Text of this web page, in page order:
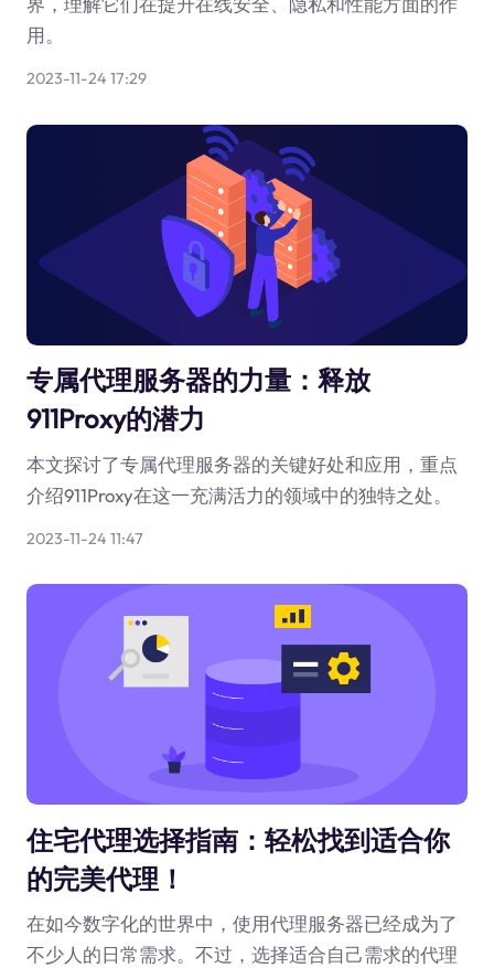
用。
2023-11-24 17:29
专属代理服务器的力量：释放
911Proxy的潜力
本文探讨了专属代理服务器的关键好处和应用，重点
介绍911Proxy在这一充满活力的领域中的独特之处。
2023-11-24 11:47
住宅代理选择指南：轻松找到适合你
的完美代理！
在如今数字化的世界中，使用代理服务器已经成为了
不少人的日常需求。不过，选择适合自己需求的代理